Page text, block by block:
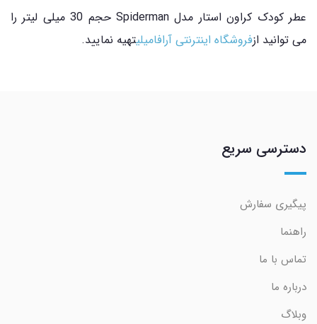
عطر کودک کراون استار مدل Spiderman حجم 30 میلی لیتر را
می توانید ازفروشگاه اینترنتی آرافامیلیتهیه نمایید.
دسترسی سریع
پیگیری سفارش
راهنما
تماس با ما
درباره ما
وبلاگ